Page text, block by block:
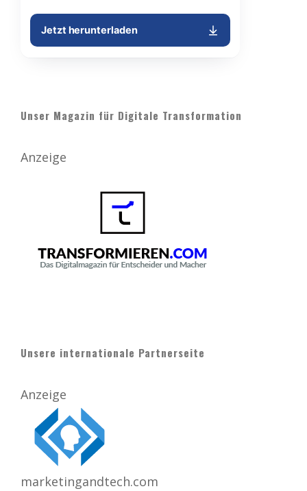
Unser Magazin für Digitale Transformation
Anzeige
Unsere internationale Partnerseite
Anzeige
marketingandtech.com